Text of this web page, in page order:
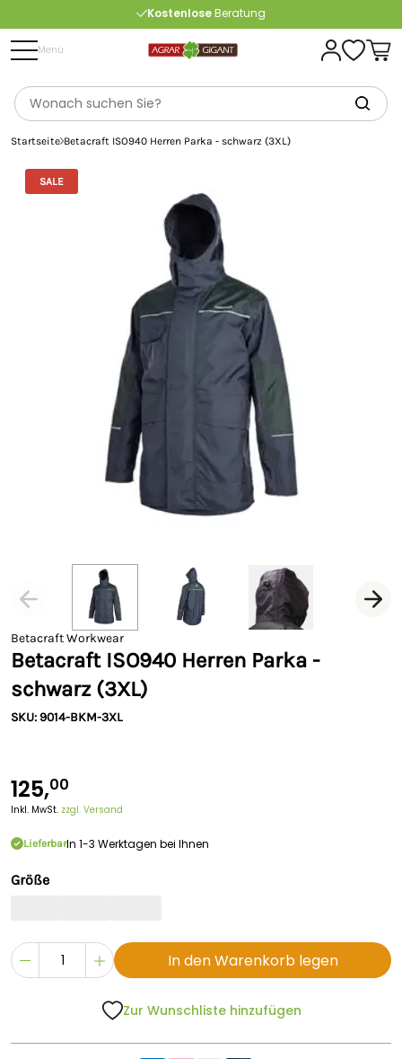
KostenloseBeratung
ab 175 € (in DE) – außer Sperrgut
Menü
Startseite Betacraft ISO940 Herren Parka - schwarz (3XL)
SALE
Betacraft Workwear
Betacraft ISO940 Herren Parka -
schwarz (3XL)
SKU: 9014-BKM-3XL
125,00
Inkl. MwSt. zzgl. Versand
LieferbarIn 1-3 Werktagen bei Ihnen
Größe
In den Warenkorb legen
Zur Wunschliste hinzufügen